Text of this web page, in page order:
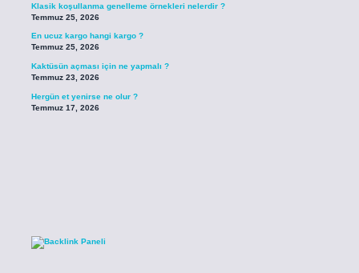
Klasik koşullanma genelleme örnekleri nelerdir ?
Temmuz 25, 2026
En ucuz kargo hangi kargo ?
Temmuz 25, 2026
Kaktüsün açması için ne yapmalı ?
Temmuz 23, 2026
Hergün et yenirse ne olur ?
Temmuz 17, 2026